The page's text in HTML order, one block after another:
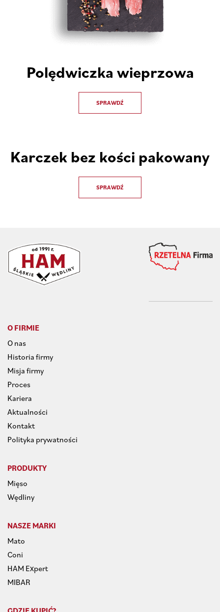
Polędwiczka wieprzowa
SPRAWDŹ
Karczek bez kości pakowany
SPRAWDŹ
O FIRMIE
O nas
Historia firmy
Misja firmy
Proces
Kariera
Aktualności
Kontakt
Polityka prywatności
PRODUKTY
Mięso
Wędliny
NASZE MARKI
Mato
Coni
HAM Expert
MIBAR